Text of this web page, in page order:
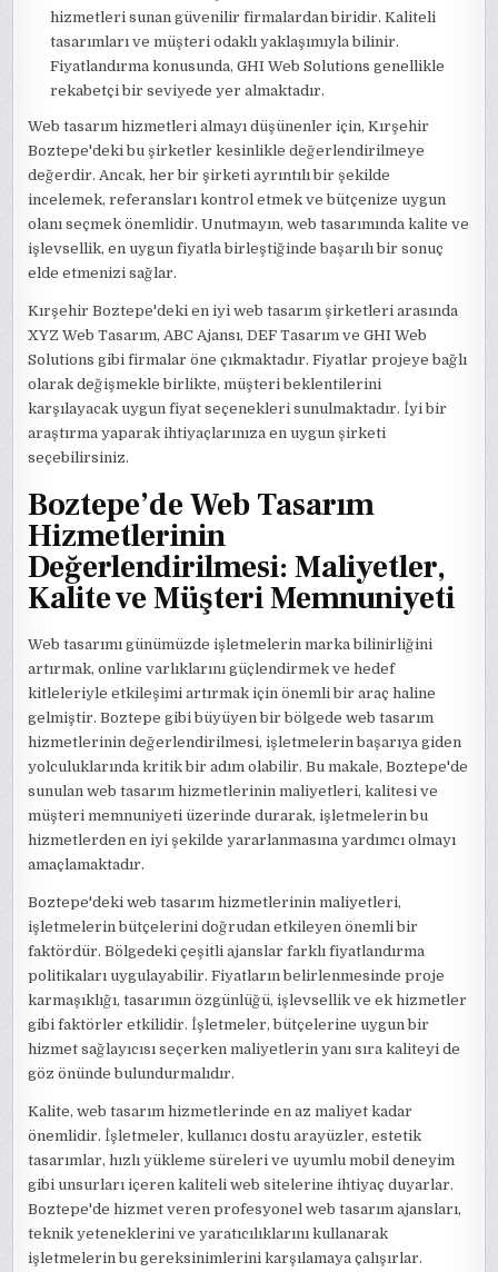
hizmetleri sunan güvenilir firmalardan biridir. Kaliteli
tasarımları ve müşteri odaklı yaklaşımıyla bilinir.
Fiyatlandırma konusunda, GHI Web Solutions genellikle
rekabetçi bir seviyede yer almaktadır.
Web tasarım hizmetleri almayı düşünenler için, Kırşehir
Boztepe'deki bu şirketler kesinlikle değerlendirilmeye
değerdir. Ancak, her bir şirketi ayrıntılı bir şekilde
incelemek, referansları kontrol etmek ve bütçenize uygun
olanı seçmek önemlidir. Unutmayın, web tasarımında kalite ve
işlevsellik, en uygun fiyatla birleştiğinde başarılı bir sonuç
elde etmenizi sağlar.
Kırşehir Boztepe'deki en iyi web tasarım şirketleri arasında
XYZ Web Tasarım, ABC Ajansı, DEF Tasarım ve GHI Web
Solutions gibi firmalar öne çıkmaktadır. Fiyatlar projeye bağlı
olarak değişmekle birlikte, müşteri beklentilerini
karşılayacak uygun fiyat seçenekleri sunulmaktadır. İyi bir
araştırma yaparak ihtiyaçlarınıza en uygun şirketi
seçebilirsiniz.
Boztepe’de Web Tasarım
Hizmetlerinin
Değerlendirilmesi: Maliyetler,
Kalite ve Müşteri Memnuniyeti
Web tasarımı günümüzde işletmelerin marka bilinirliğini
artırmak, online varlıklarını güçlendirmek ve hedef
kitleleriyle etkileşimi artırmak için önemli bir araç haline
gelmiştir. Boztepe gibi büyüyen bir bölgede web tasarım
hizmetlerinin değerlendirilmesi, işletmelerin başarıya giden
yolculuklarında kritik bir adım olabilir. Bu makale, Boztepe'de
sunulan web tasarım hizmetlerinin maliyetleri, kalitesi ve
müşteri memnuniyeti üzerinde durarak, işletmelerin bu
hizmetlerden en iyi şekilde yararlanmasına yardımcı olmayı
amaçlamaktadır.
Boztepe'deki web tasarım hizmetlerinin maliyetleri,
işletmelerin bütçelerini doğrudan etkileyen önemli bir
faktördür. Bölgedeki çeşitli ajanslar farklı fiyatlandırma
politikaları uygulayabilir. Fiyatların belirlenmesinde proje
karmaşıklığı, tasarımın özgünlüğü, işlevsellik ve ek hizmetler
gibi faktörler etkilidir. İşletmeler, bütçelerine uygun bir
hizmet sağlayıcısı seçerken maliyetlerin yanı sıra kaliteyi de
göz önünde bulundurmalıdır.
Kalite, web tasarım hizmetlerinde en az maliyet kadar
önemlidir. İşletmeler, kullanıcı dostu arayüzler, estetik
tasarımlar, hızlı yükleme süreleri ve uyumlu mobil deneyim
gibi unsurları içeren kaliteli web sitelerine ihtiyaç duyarlar.
Boztepe'de hizmet veren profesyonel web tasarım ajansları,
teknik yeteneklerini ve yaratıcılıklarını kullanarak
işletmelerin bu gereksinimlerini karşılamaya çalışırlar.